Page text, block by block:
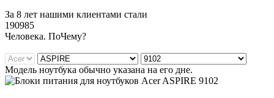
За 8 лет нашими клиентами стали
190985
Человека. ПоЧему?
Модель ноутбука обычно указана на его дне.